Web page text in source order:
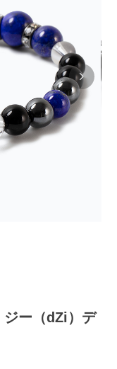
ジー（dZi）デ